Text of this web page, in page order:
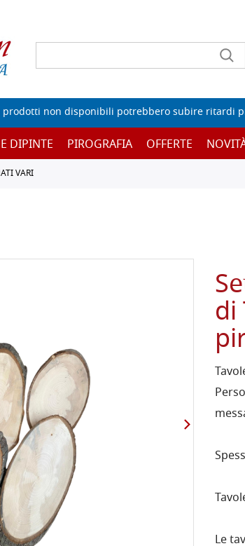
prodotti non disponibili potrebbero subire ritardi
DIPINTE PIROGRAFIA OFFERTE
VARI
di
Le